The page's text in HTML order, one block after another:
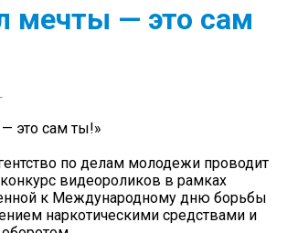
мечты — это сам
это сам ты!»
по делам молодежи проводит
видеороликов в рамках
к Международному дню борьбы
наркотическими средствами и